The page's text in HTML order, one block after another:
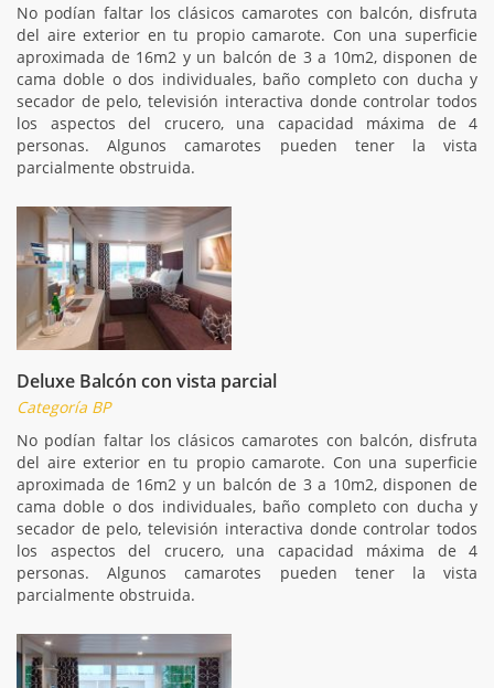
No podían faltar los clásicos camarotes con balcón, disfruta
del aire exterior en tu propio camarote. Con una superficie
aproximada de 16m2 y un balcón de 3 a 10m2, disponen de
cama doble o dos individuales, baño completo con ducha y
secador de pelo, televisión interactiva donde controlar todos
los aspectos del crucero, una capacidad máxima de 4
personas. Algunos camarotes pueden tener la vista
parcialmente obstruida.
Deluxe Balcón con vista parcial
Categoría BP
No podían faltar los clásicos camarotes con balcón, disfruta
del aire exterior en tu propio camarote. Con una superficie
aproximada de 16m2 y un balcón de 3 a 10m2, disponen de
cama doble o dos individuales, baño completo con ducha y
secador de pelo, televisión interactiva donde controlar todos
los aspectos del crucero, una capacidad máxima de 4
personas. Algunos camarotes pueden tener la vista
parcialmente obstruida.